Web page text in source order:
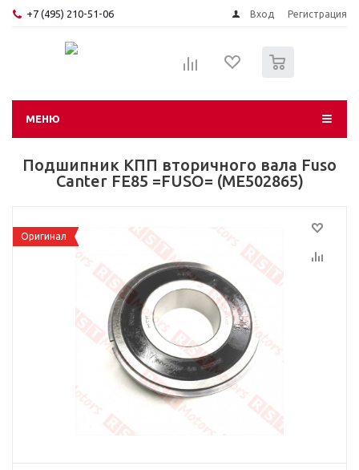
+7 (495) 210-51-06 Вход Регистрация
МЕНЮ
Подшипник КПП вторичного вала Fuso
Canter FE85 =FUSO= (ME502865)
Оригинал